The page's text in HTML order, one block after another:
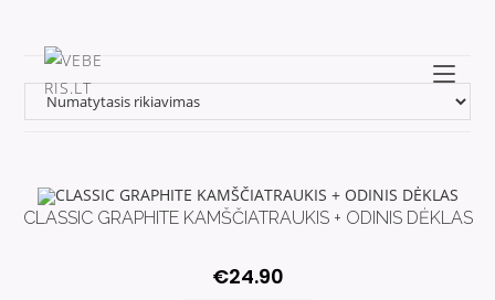
CLASSIC GRAPHITE KAMŠČIATRAUKIS + ODINIS DĖKLAS
€24.90